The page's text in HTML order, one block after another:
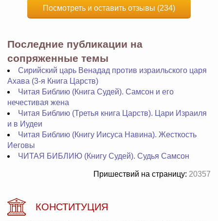
Посмотреть и оставить отзывы (234)
Последние публикации на
сопряженные темы
Сирийский царь Венадад против израильского царя
Ахава (3-я Книга Царств)
Читая Библию (Книга Судей). Самсон и его
нечестивая жена
Читая Библию (Третья книга Царств). Цари Израиля
и в Иудеи
Читая Библию (Книгу Иисуса Навина). Жесткость
Иеговы
ЧИТАЯ БИБЛИЮ (Книгу Судей). Судья Самсон
Пришествий на страницу: 20357
КОНСТИТУЦИЯ